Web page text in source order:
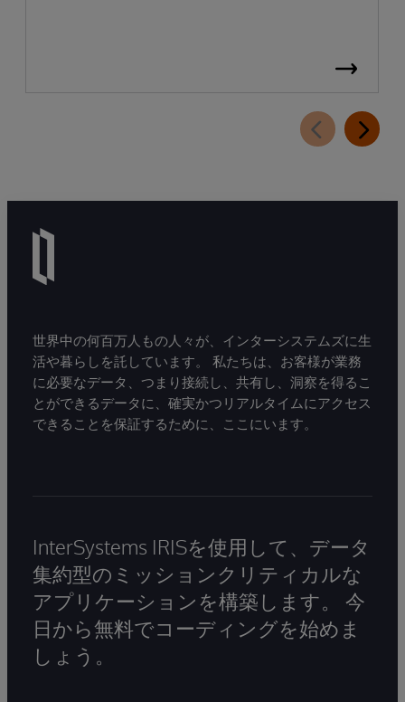
世界中の何百万人もの人々が、インターシステムズに生
活や暮らしを託しています。 私たちは、お客様が業務
に必要なデータ、つまり接続し、共有し、洞察を得るこ
とができるデータに、確実かつリアルタイムにアクセス
できることを保証するために、ここにいます。
InterSystems IRISを使用して、データ
集約型のミッションクリティカルな
アプリケーションを構築します。 今
日から無料でコーディングを始めま
しょう。